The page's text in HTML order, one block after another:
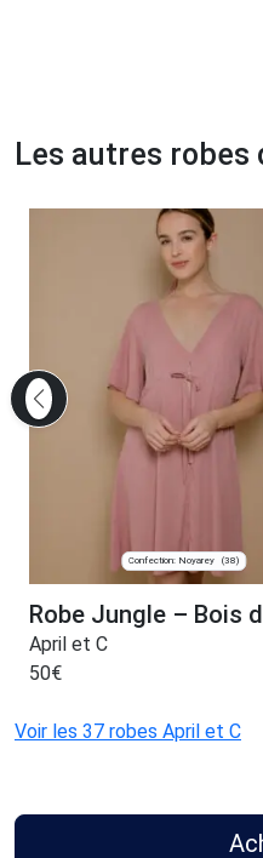
Les autres robes
Confection: Noyarey (38)
Robe Jungle – Bois
April et C
50€
Voir les 37 robes April et C